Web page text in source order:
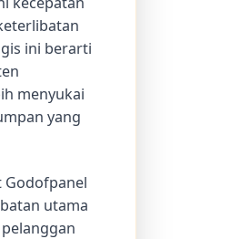
ini berarti
menyukai
yang
Godofpanel
utama